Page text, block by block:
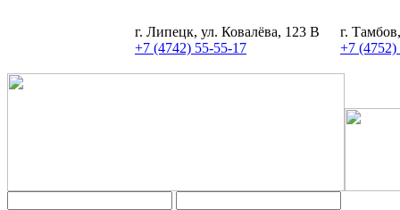
г. Липецк, ул. Ковалёва, 123 В
+7 (4742) 55-55-17
г.
+7 (4752)